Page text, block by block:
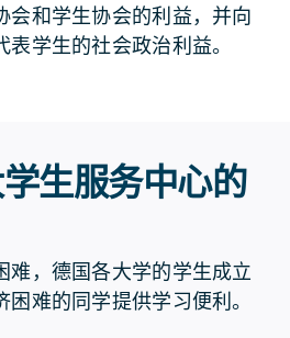
会和学生协会的利益，并向
学生的社会政治利益。
生服务中心的
难，德国各大学的学生成立
难的同学提供学习便利。